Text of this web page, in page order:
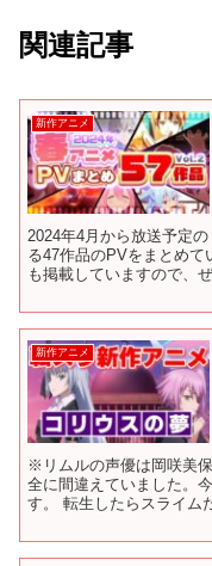
関連記事
新作アニメ
2024年4月から放送予定
る47作品のPVをまとめ
も掲載していますので、
新作アニメ
※リムルの声優は岡咲美
全に間違えていました。
す。 転生したらスライム